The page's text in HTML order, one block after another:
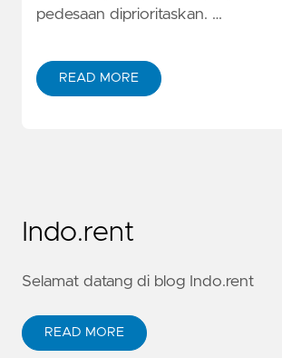
pedesaan diprioritaskan. …
READ MORE
Indo.rent
Selamat datang di blog Indo.rent
READ MORE